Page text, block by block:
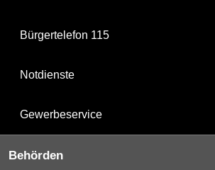
Bürgertelefon 115
Notdienste
Gewerbeservice
Behörden